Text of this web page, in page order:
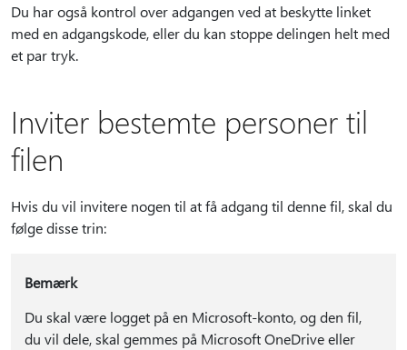
Du har også kontrol over adgangen ved at beskytte linket
med en adgangskode, eller du kan stoppe delingen helt med
et par tryk.
Inviter bestemte personer til
filen
Hvis du vil invitere nogen til at få adgang til denne fil, skal du
følge disse trin:
Bemærk
Du skal være logget på en Microsoft-konto, og den fil,
du vil dele, skal gemmes på Microsoft OneDrive eller